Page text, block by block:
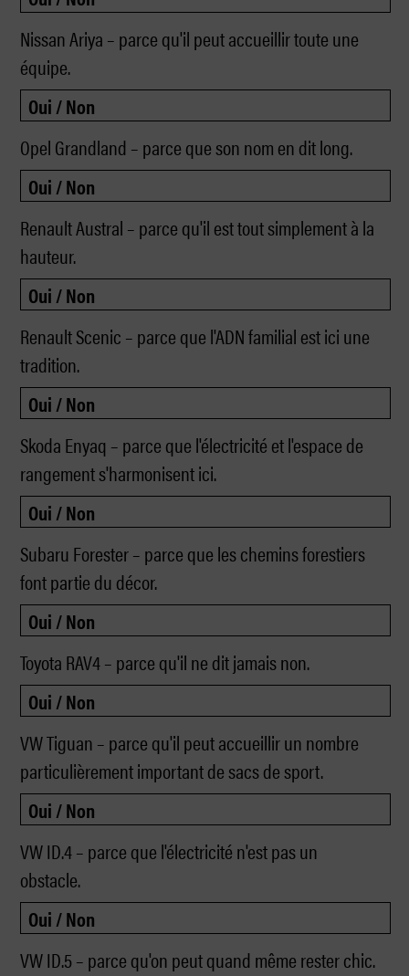
Nissan Ariya – parce qu'il peut accueillir toute une
équipe.
Opel Grandland – parce que son nom en dit long.
Renault Austral – parce qu'il est tout simplement à la
hauteur.
Renault Scenic – parce que l'ADN familial est ici une
tradition.
Skoda Enyaq – parce que l'électricité et l'espace de
rangement s'harmonisent ici.
Subaru Forester – parce que les chemins forestiers
font partie du décor.
Toyota RAV4 – parce qu'il ne dit jamais non.
VW Tiguan – parce qu'il peut accueillir un nombre
particulièrement important de sacs de sport.
VW ID.4 – parce que l'électricité n'est pas un
obstacle.
VW ID.5 – parce qu'on peut quand même rester chic.